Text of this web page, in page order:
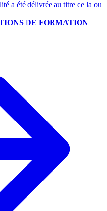
a été délivrée au titre de la ou
DE FORMATION